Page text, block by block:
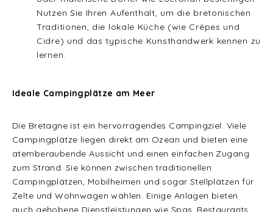
Nutzen Sie Ihren Aufenthalt, um die bretonischen
Traditionen, die lokale Küche (wie Crêpes und
Cidre) und das typische Kunsthandwerk kennen zu
lernen.
Ideale Campingplätze am Meer
Die Bretagne ist ein hervorragendes Campingziel. Viele
Campingplätze liegen direkt am Ozean und bieten eine
atemberaubende Aussicht und einen einfachen Zugang
zum Strand. Sie können zwischen traditionellen
Campingplätzen, Mobilheimen und sogar Stellplätzen für
Zelte und Wohnwagen wählen. Einige Anlagen bieten
auch gehobene Dienstleistungen wie Spas, Restaurants